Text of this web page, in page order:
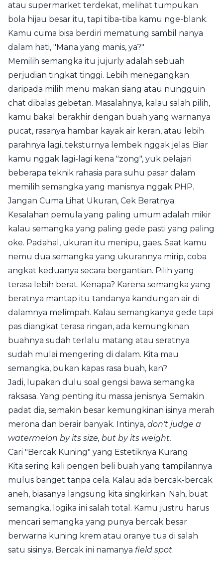
atau supermarket terdekat, melihat tumpukan
bola hijau besar itu, tapi tiba-tiba kamu nge-blank.
Kamu cuma bisa berdiri mematung sambil nanya
dalam hati, "Mana yang manis, ya?"
Memilih semangka itu jujurly adalah sebuah
perjudian tingkat tinggi. Lebih menegangkan
daripada milih menu makan siang atau nungguin
chat dibalas gebetan. Masalahnya, kalau salah pilih,
kamu bakal berakhir dengan buah yang warnanya
pucat, rasanya hambar kayak air keran, atau lebih
parahnya lagi, teksturnya lembek nggak jelas. Biar
kamu nggak lagi-lagi kena "zong", yuk pelajari
beberapa teknik rahasia para suhu pasar dalam
memilih semangka yang manisnya nggak PHP.
Jangan Cuma Lihat Ukuran, Cek Beratnya
Kesalahan pemula yang paling umum adalah mikir
kalau semangka yang paling gede pasti yang paling
oke. Padahal, ukuran itu menipu, gaes. Saat kamu
nemu dua semangka yang ukurannya mirip, coba
angkat keduanya secara bergantian. Pilih yang
terasa lebih berat. Kenapa? Karena semangka yang
beratnya mantap itu tandanya kandungan air di
dalamnya melimpah. Kalau semangkanya gede tapi
pas diangkat terasa ringan, ada kemungkinan
buahnya sudah terlalu matang atau seratnya
sudah mulai mengering di dalam. Kita mau
semangka, bukan kapas rasa buah, kan?
Jadi, lupakan dulu soal gengsi bawa semangka
raksasa. Yang penting itu massa jenisnya. Semakin
padat dia, semakin besar kemungkinan isinya merah
merona dan berair banyak. Intinya, don't judge a
watermelon by its size, but by its weight.
Cari "Bercak Kuning" yang Estetiknya Kurang
Kita sering kali pengen beli buah yang tampilannya
mulus banget tanpa cela. Kalau ada bercak-bercak
aneh, biasanya langsung kita singkirkan. Nah, buat
semangka, logika ini salah total. Kamu justru harus
mencari semangka yang punya bercak besar
berwarna kuning krem atau oranye tua di salah
satu sisinya. Bercak ini namanya field spot.